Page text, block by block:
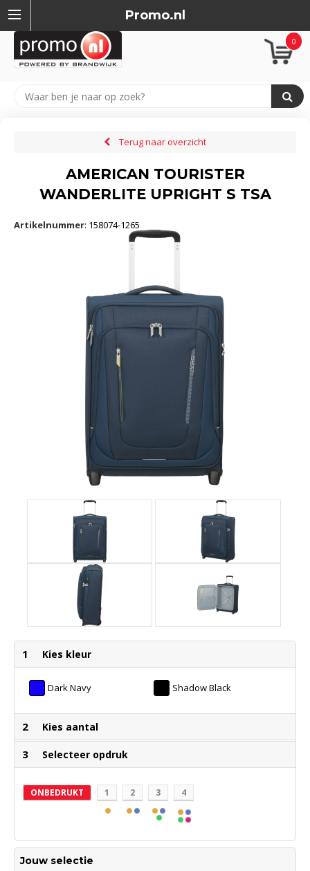
Promo.nl
0
Terug naar overzicht
AMERICAN TOURISTER
WANDERLITE UPRIGHT S TSA
Artikelnummer: 158074-1265
1 Kies kleur
Dark Navy Shadow Black
2 Kies aantal
3 Selecteer opdruk
ONBEDRUKT 1 2 3 4
Jouw selectie